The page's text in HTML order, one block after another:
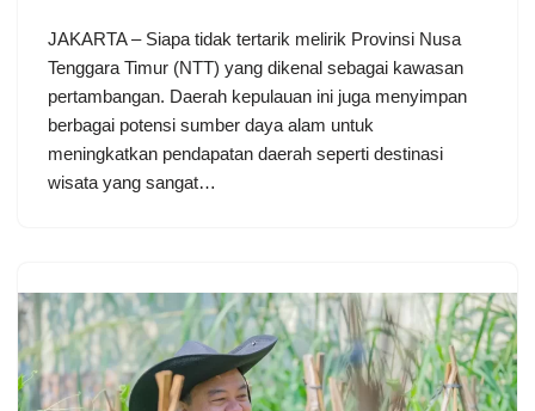
JAKARTA – Siapa tidak tertarik melirik Provinsi Nusa
Tenggara Timur (NTT) yang dikenal sebagai kawasan
pertambangan. Daerah kepulauan ini juga menyimpan
berbagai potensi sumber daya alam untuk
meningkatkan pendapatan daerah seperti destinasi
wisata yang sangat…